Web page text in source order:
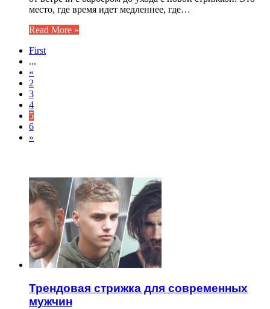
место, где время идет медленнее, где…
Read More »
First
...
«
2
3
4
5
6
»
Трендовая стрижка для современных
мужчин